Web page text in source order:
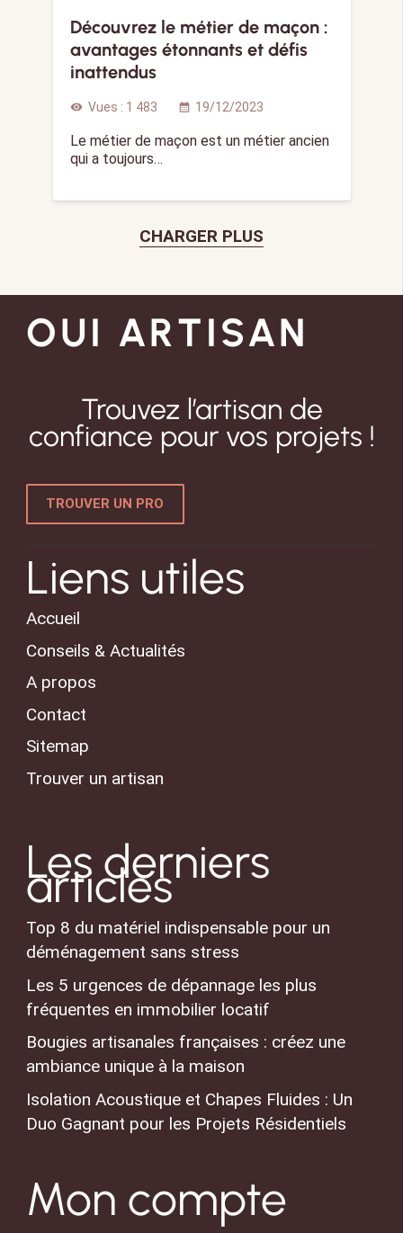
Découvrez le métier de maçon :
avantages étonnants et défis
inattendus
visibility Vues : 1 483 calendar_month 19/12/2023
Le métier de maçon est un métier ancien
qui a toujours…
CHARGER PLUS
OUI ARTISAN
Trouvez l’artisan de
confiance pour vos projets !
TROUVER UN PRO
Liens utiles
Accueil
Conseils & Actualités
A propos
Contact
Sitemap
Trouver un artisan
Les derniers
articles
Top 8 du matériel indispensable pour un
déménagement sans stress
Les 5 urgences de dépannage les plus
fréquentes en immobilier locatif
Bougies artisanales françaises : créez une
ambiance unique à la maison
Isolation Acoustique et Chapes Fluides : Un
Duo Gagnant pour les Projets Résidentiels
Mon compte